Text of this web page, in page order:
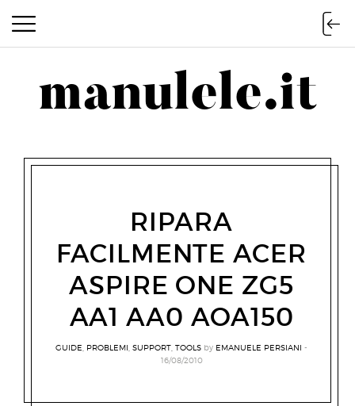
manulele.it
manulele.it
RIPARA
FACILMENTE ACER
ASPIRE ONE ZG5
AA1 AA0 AOA150
GUIDE PROBLEMI SUPPORT TOOLS by EMANUELE PERSIANI
16/08/2010